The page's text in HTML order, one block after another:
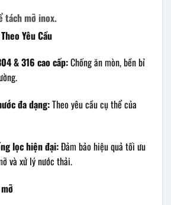
tách mỡ inox.
Yêu Cầu
& 316 cao cấp:Chống ăn mòn, bền bỉ
đa dạng:Theo yêu cầu cụ thể của
lọc hiện đại:Đảm bảo hiệu quả tối ưu
và xử lý nước thải.